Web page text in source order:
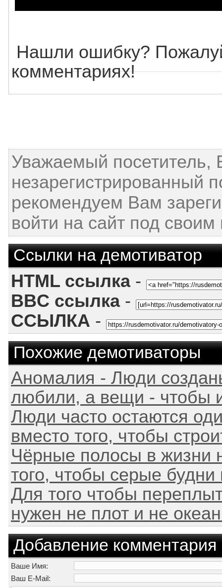
Нашли ошибку?
комментариях!
Уважаемый посетитель,
незарегистрированный
рекомендуем Вам
войти на сайт под
Ссылки на демотиватор
HTML ссылка-
BBC ссылка-
ССЫЛКА -
Похожие демотиваторы
Аномалия - Люди
любили, а вещи - чтобы
Люди часто остаются
вместо того, чтобы
Чёрные полосы в жизни
того, чтобы серые будни
Для того чтобы
нужен не плот и не
Добавление комментария
Ваше Имя:
Ваш E-Mail: